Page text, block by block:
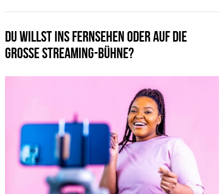
DU WILLST INS FERNSEHEN ODER AUF DIE
GROSSE STREAMING-BÜHNE?